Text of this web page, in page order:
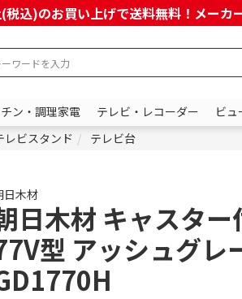
込)のお買い上げで送料無料！メーカ
ン・調理家電 テレビ・レコーダー ビ
レビスタンド テレビ台
日木材
日木材 キャスタ
型 アッシュグレ